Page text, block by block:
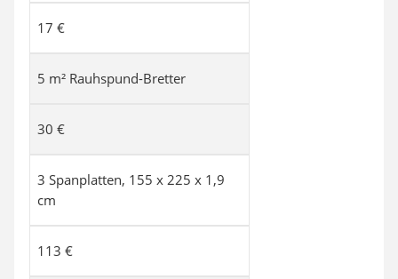
17 €
5 m² Rauhspund-Bretter
30 €
3 Spanplatten, 155 x 225 x 1,9
cm
113 €